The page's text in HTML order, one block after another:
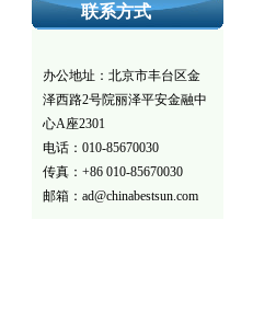
联系方式
办公地址：北京市丰台区金
泽西路2号院丽泽平安金融中
心A座2301
电话： 010-85670030
传真：+86 010-85670030
邮箱：ad@chinabestsun.com